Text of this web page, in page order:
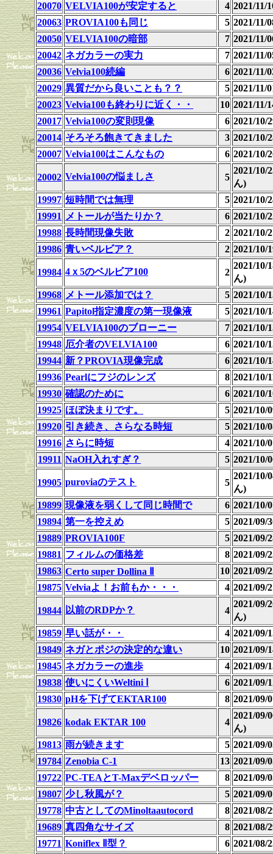
20070 VELVIA100が安定すると 4 2021/11/
20063 PROVIA100も同じ 5 2021/11/
20050 VELVIA100の暗部 7 2021/11/
20042 ネガカラーの実力 7 2021/11/
20036 Velvia100続編 6 2021/11/
20029 異質だから良いことも？？ 5 2021/11/
20023 Velvia100も終わりに近く・・ 10 2021/11/
20017 Velvia100の変則現像 6 2021/10/
20014 そろそろ飽きてきました 3 2021/10/
20007 Velvia100はこんなもの 6 2021/10/
20002 Velvia100の悩ましさ 5
2021/10/
ん)
19997 短時間では無理 5 2021/10/
19991
メトールが当たりか？ 6 2021/10/
19988 長時間現像失敗 2 2021/10/
19986 青いベルビア？ 2 2021/10/
19984 4ｘ5のベルビア100 2
2021/10/
ん)
19968 メトール添加では？ 5 2021/10/
19961 Papitol指定濃度の第一現像液 5 2021/10/
19954 VELVIA100のブローニー 7 2021/10/
19948 厄介者のVELVIA100 6 2021/10/
19944 新？PROVIA現像完成 6 2021/10/
19936 Pearlにフジのレンズ 8 2021/10/
19930 確認のために 6 2021/10/
19925 ほぼ決まりです。 5 2021/10/
19920 引き続き、さらなる時短 5 2021/10/
19916 さらに時短 4 2021/10/
19911 NaOH入れすぎ？ 5 2021/10/
19905 puroviaのテスト 5
2021/10/
ん)
19899 現像液を弱くして同じ時間で 6 2021/10/
19894 第一を控えめ 5 2021/09/
19889 PROVIA100F 5 2021/09/
19881 フィルムの価格差 8 2021/09/
19863 Certo super Dollina Ⅱ 10 2021/09/
19875 Velviaよ！お前もか・・・ 4 2021/09/
19844 以前のRDPか？ 4
2021/09/
ん)
19859 早い話が・・ 4 2021/09/
19849 ネガとポジの決定的な違い 10 2021/09/
19845 ネガカラーの進歩 4 2021/09/
19838 使いにくいWeltini Ⅰ 6 2021/09/
19830 pHを下げてEKTAR100 8 2021/09/
19826 kodak EKTAR 100 4
2021/09/
ん)
19813 雨が続きます 5 2021/09/
19784 Zenobia C-1 13 2021/09/
19722 PC-TEAとT-Maxデベロッパー 8 2021/09/
19807 少し秋風が？ 5 2021/09/
19778 中古としてのMinoltaautocord 8 2021/08/
19689 真四角なサイズ 8 2021/08/
19771 Koniflex Ⅱ型？ 6 2021/08/